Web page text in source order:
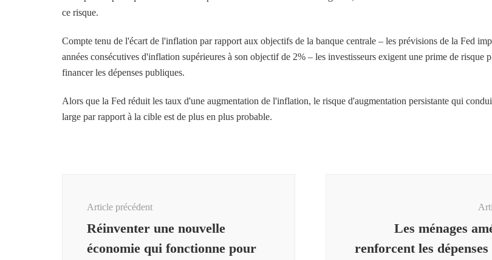
ce risque.
Compte tenu de l'écart de l'inflation par rapport aux objectifs de la banque centrale – les prévisions de la Fed
années consécutives d'inflation supérieures à son objectif de 2% – les investisseurs exigent une prime de risque
financer les dépenses publiques.
Alors que la Fed réduit les taux d'une augmentation de l'inflation, le risque d'augmentation persistante qui
large par rapport à la cible est de plus en plus probable.
Article précédent
Réinventer une nouvelle
économie qui fonctionne pour
Les ménages
renforcent les dépenses